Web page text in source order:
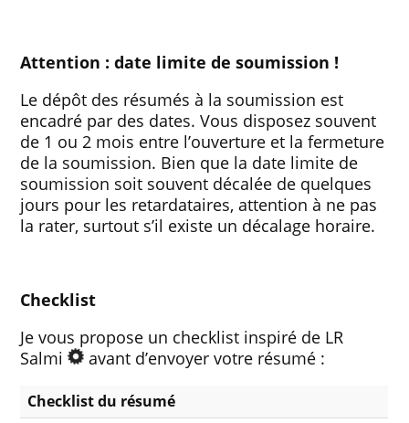
Attention : date limite de soumission !
Le dépôt des résumés à la soumission est
encadré par des dates. Vous disposez souvent
de 1 ou 2 mois entre l’ouverture et la fermeture
de la soumission. Bien que la date limite de
soumission soit souvent décalée de quelques
jours pour les retardataires, attention à ne pas
la rater, surtout s’il existe un décalage horaire.
Checklist
Je vous propose un checklist inspiré de LR
Salmi
avant d’envoyer votre résumé :
Checklist du résumé